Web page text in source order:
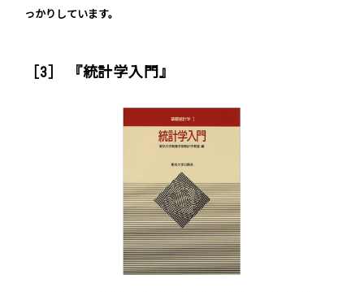
っかりしています。
［3］ 『統計学入門』